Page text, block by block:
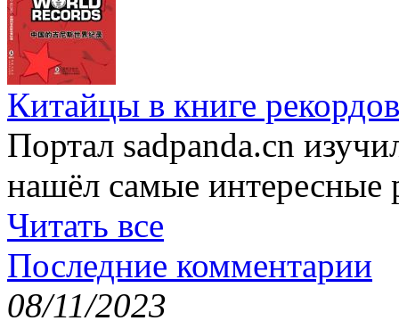
Китайцы в книге
Портал sadpanda.cn
нашёл самые интересные
Читать все
Последние комментарии
08/11/2023